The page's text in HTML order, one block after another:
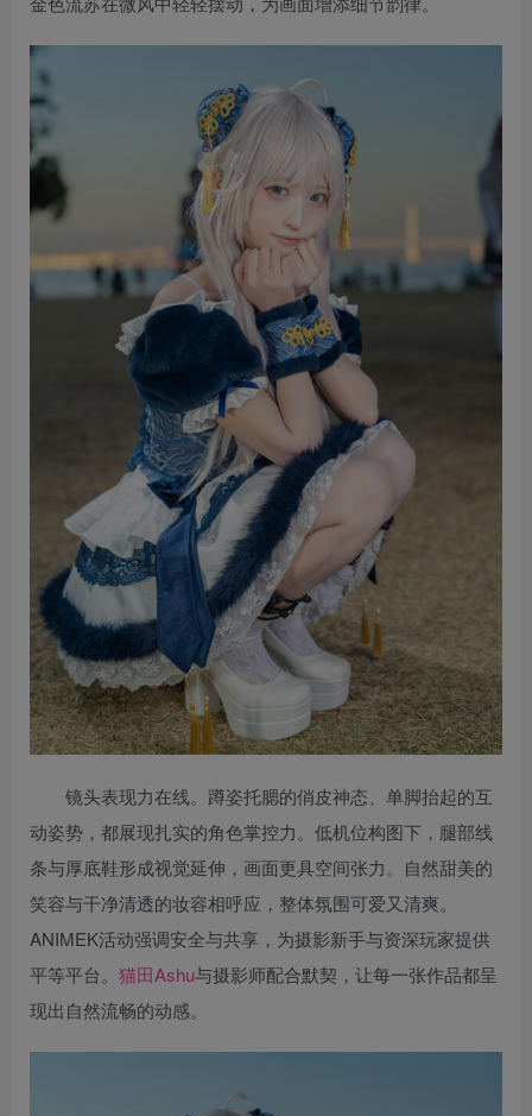
镜头表现力在线。蹲姿托腮的俏皮神态、单脚抬起的互
动姿势，都展现扎实的角色掌控力。低机位构图下，腿部线
条与厚底鞋形成视觉延伸，画面更具空间张力。自然甜美的
笑容与干净清透的妆容相呼应，整体氛围可爱又清爽。
ANIMEK活动强调安全与共享，为摄影新手与资深玩家提供
平等平台。 猫田Ashu与摄影师配合默契，让每一张作品都呈
现出自然流畅的动感。